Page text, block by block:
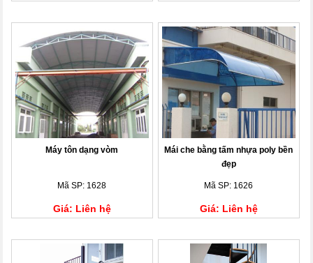
Máy tôn dạng vòm
Mã SP: 1628
Giá: Liên hệ
Mái che bằng tấm nhựa poly bền
đẹp
Mã SP: 1626
Giá: Liên hệ